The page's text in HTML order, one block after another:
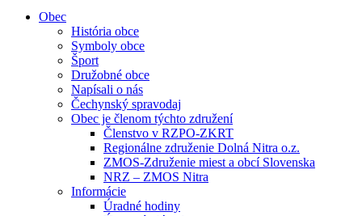
Obec
História obce
Symboly obce
Šport
Družobné obce
Napísali o nás
Čechynský spravodaj
Obec je členom týchto združení
Členstvo v RZPO-ZKRT
Regionálne združenie Dolná Nitra o.z.
ZMOS-Združenie miest a obcí Slovenska
NRZ – ZMOS Nitra
Informácie
Úradné hodiny